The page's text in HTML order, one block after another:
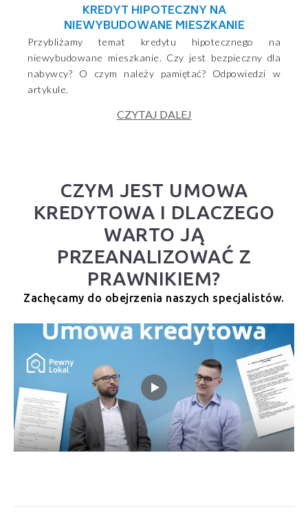
KREDYT HIPOTECZNY NA
NIEWYBUDOWANE MIESZKANIE
Przybliżamy temat kredytu hipotecznego na
niewybudowane mieszkanie. Czy jest bezpieczny dla
nabywcy? O czym należy pamiętać? Odpowiedzi w
artykule.
CZYTAJ DALEJ
CZYM JEST UMOWA
KREDYTOWA I DLACZEGO
WARTO JĄ
PRZEANALIZOWAĆ Z
PRAWNIKIEM?
Zachęcamy do obejrzenia naszych specjalistów.